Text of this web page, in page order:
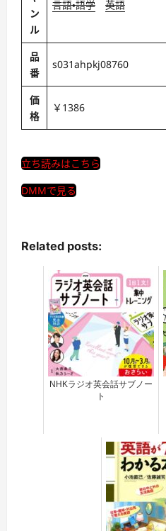
ン
ル
言語・語学 英語
品
番
s031ahpkj08760
価
格
￥1386
立ち読みはこちら
DMMで見る
Related posts:
NHKラジオ英会話サブノー
ト